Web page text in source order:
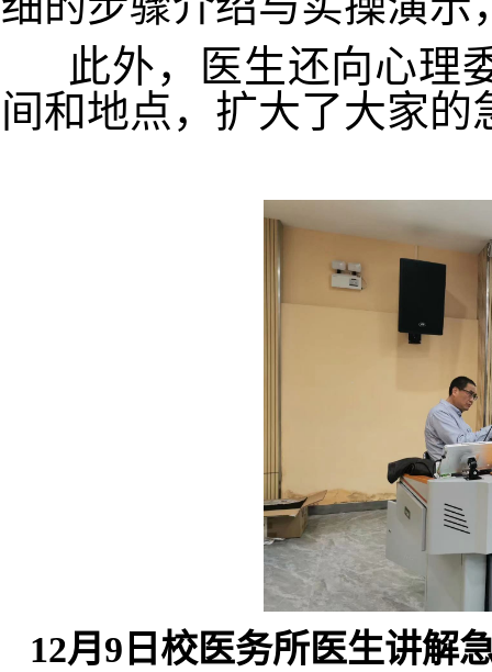
此外，医生还向心理
间和地点，扩大了大家的
12月9日校医务所医生讲解